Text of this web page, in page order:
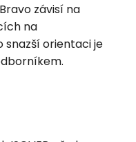
závisí na
na
snazší orientaci je